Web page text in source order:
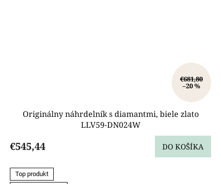
€681,80
–20 %
Originálny náhrdelník s diamantmi, biele zlato
LLV59-DN024W
€545,44 DO KOŠÍKA
Top produkt